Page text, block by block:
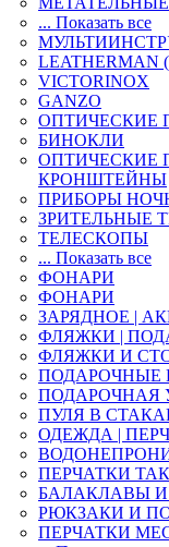
... Показать все
LEATHERMAN
VICTORINOX
GANZO
ОПТИЧЕСКИЕ
БИНОКЛИ
ОПТИЧЕСКИЕ
КРОНШТЕЙНЫ
ПРИБОРЫ
ЗРИТЕЛЬНЫЕ
ТЕЛЕСКОПЫ
... Показать все
ФОНАРИ
ФОНАРИ
ЗАРЯДНОЕ |
ФЛЯЖКИ |
ФЛЯЖКИ И
ПОДАРОЧНЫЕ
ПОДАРОЧНАЯ
ПУЛЯ В
ОДЕЖДА |
ПЕРЧАТКИ
БАЛАКЛАВЫ
РЮКЗАКИ И
ПЕРЧАТКИ